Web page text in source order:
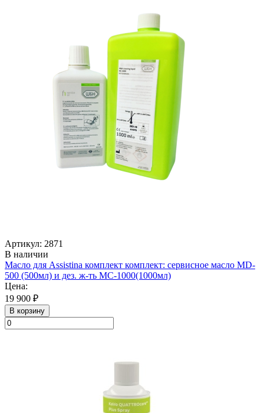
Артикул: 2871
В наличии
Масло для Assistina комплект комплект: сервисное масло MD-
500 (500мл) и дез. ж-ть MC-1000(1000мл)
Цена:
19 900 ₽
В корзину